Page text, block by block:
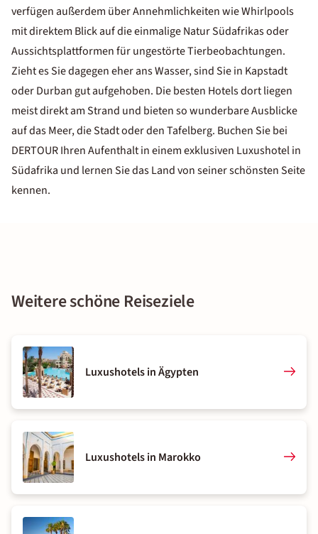
verfügen außerdem über Annehmlichkeiten wie Whirlpools
mit direktem Blick auf die einmalige Natur Südafrikas oder
Aussichtsplattformen für ungestörte Tierbeobachtungen.
Zieht es Sie dagegen eher ans Wasser, sind Sie in Kapstadt
oder Durban gut aufgehoben. Die besten Hotels dort liegen
meist direkt am Strand und bieten so wunderbare Ausblicke
auf das Meer, die Stadt oder den Tafelberg. Buchen Sie bei
DERTOUR Ihren Aufenthalt in einem exklusiven Luxushotel in
Südafrika und lernen Sie das Land von seiner schönsten Seite
kennen.
Weitere schöne Reiseziele
Luxushotels in Ägypten
Luxushotels in Marokko